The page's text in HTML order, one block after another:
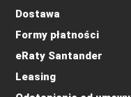
Dostawa
Formy płatności
eRaty Santander
Leasing